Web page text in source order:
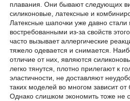
плавания. Они бывают следующих
силиконовые, латексные и
Латексные шапочки уже давно стали
востребованными из-за свойств
часто вызывает аллергические
тяжело одевается и снимается.
отличие от них, являются
легко тянутся, плотно прилегают к
эластичности, не доставляют
таких моделей во многом зависит от
Однако слишком экономить тоже не